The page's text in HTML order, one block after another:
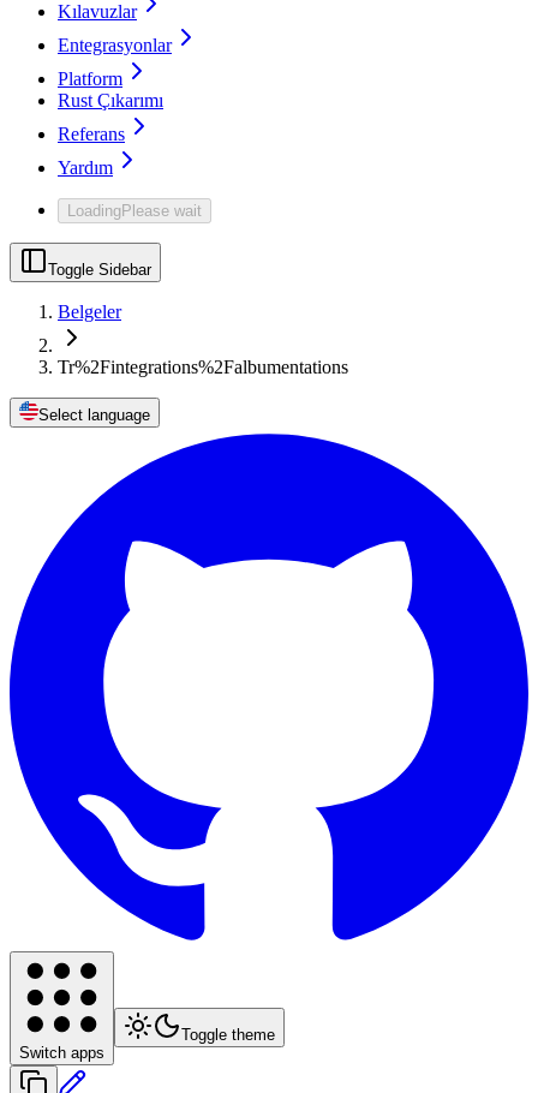
Kılavuzlar
Entegrasyonlar
Platform
Rust Çıkarımı
Referans
Yardım
LoadingPlease wait
Toggle Sidebar
Belgeler
Tr%2Fintegrations%2Falbumentations
Select language
Switch apps
Toggle theme